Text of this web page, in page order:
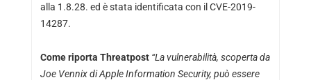
alla 1.8.28. ed è stata identificata con il CVE-2019-
14287.
Come riporta Threatpost “La vulnerabilità, scoperta da
Joe Vennix di Apple Information Security, può essere